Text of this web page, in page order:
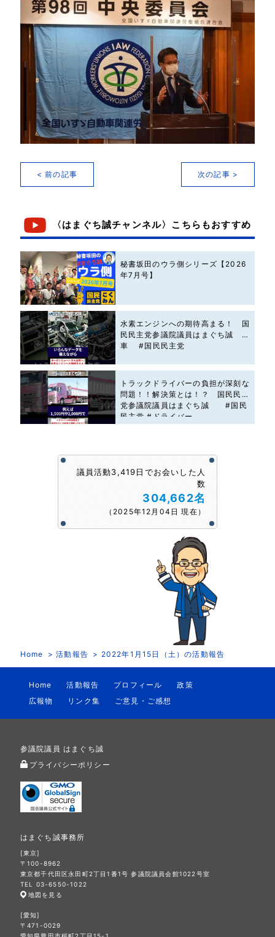
< 前の記事 次の記事 >
〈はまぐち誠チャンネル〉こちらもおすすめ
秘書坂田のウラ側シリーズ【2026
年7月号】
水素エンジンへの期待高まる！ 国
民民主党参議院議員はまぐち誠 #
車 #国民民主党
トラックドライバーの負担が深刻な
問題！！解決策とは！？ 国民民主
党参議院議員はまぐち誠 #国民
民主党 #ドライバー
議員活動3,419日でお会いした人
数
304,662名
（2025年12月04日 現在）
Home 活動報告 2022年1月15日（土）の活動報告
Home 活動報告 プロフィール
政策
広報物
リンク集 ご意見・ご感想
参議院議員 はまぐち誠
プライバシーポリシー
はまぐち誠事務所
[東京]
〒100-8962
東京都千代田区永田町2丁目1番1号 参議院議員会館1022号室
TEL 03-6550-1022
地図を見る
[愛知]
〒471-0029